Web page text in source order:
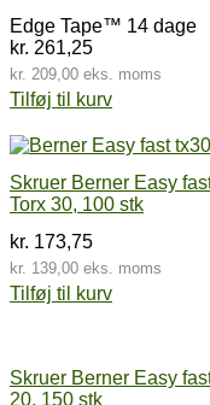
Edge Tape™ 14 dage
kr. 261,25
kr. 209,00 eks. moms
Tilføj til kurv
Skruer Berner Easy
Torx 30, 100 stk
kr. 173,75
kr. 139,00 eks. moms
Tilføj til kurv
Skruer Berner Easy
20, 150 stk